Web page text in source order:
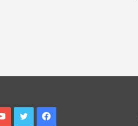
فيسبوك تويتر